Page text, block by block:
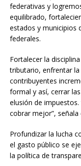
federativas y
equilibrado,
estados y municipios
federales.
Fortalecer la
tributario, enfrentar
contribuyentes
formal y así, cerrar
elusión de
cobrar mejor”, señala
Profundizar la lucha
el gasto público se
la política de